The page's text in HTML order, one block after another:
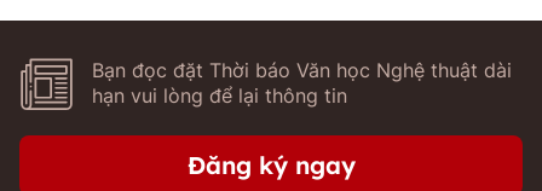
Bạn đọc đặt Thời báo Văn học Nghệ thuật dài
hạn vui lòng để lại thông tin
Đăng ký ngay